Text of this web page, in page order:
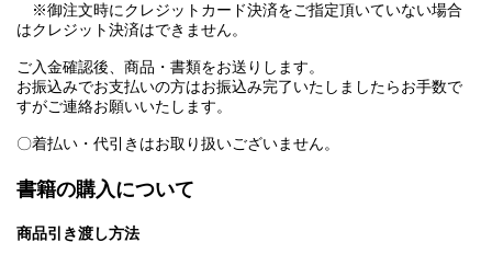
※御注文時にクレジットカード決済をご指定頂いていない場合
はクレジット決済はできません。
ご入金確認後、商品・書類をお送りします。
お振込みでお支払いの方はお振込み完了いたしましたらお手数で
すがご連絡お願いいたします。
〇着払い・代引きはお取り扱いございません。
書籍の購入について
商品引き渡し方法